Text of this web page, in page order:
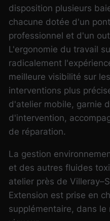
disposition plusieurs
chacune dotée d'un
professionnel et d'un
L'ergonomie du travail
radicalement
meilleure visibilité sur
interventions plus
d'atelier mobile, garnie
d'intervention,
de réparation.
La gestion
et des autres fluides
atelier près de
Extension est prise en
supplémentaire, dans